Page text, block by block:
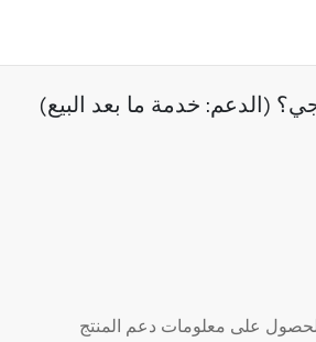
(الدعم: خدمة ما بعد البيع)
على معلومات دعم المنتج